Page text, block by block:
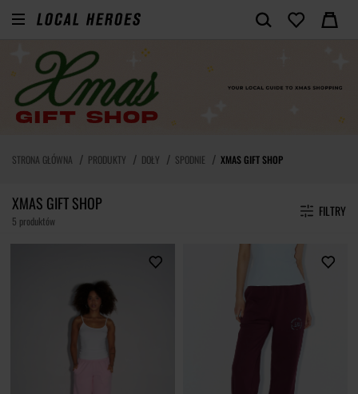
STRONA GŁÓWNA PRODUKTY DOŁY SPODNIE XMAS GIFT SHOP
XMAS GIFT SHOP
5 produktów
FILTRY